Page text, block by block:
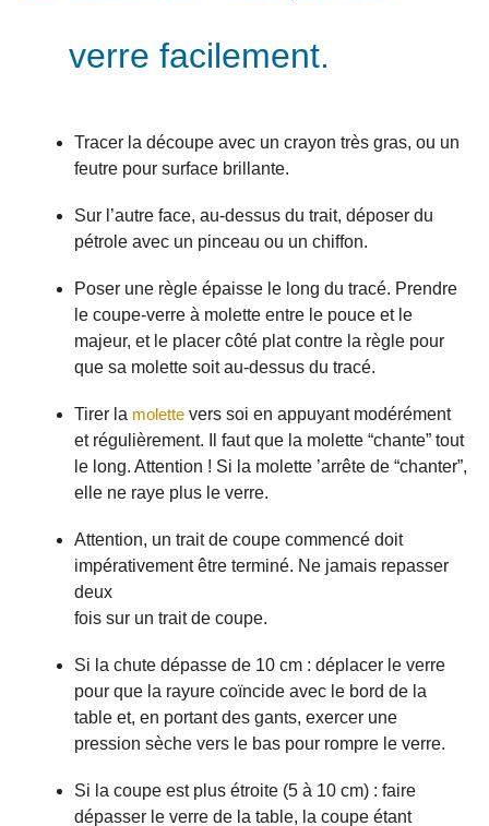
verre facilement.
Tracer la découpe avec un crayon très gras, ou un
feutre pour surface brillante.
Sur l’autre face, au-dessus du trait, déposer du
pétrole avec un pinceau ou un chiffon.
Poser une règle épaisse le long du tracé. Prendre
le coupe-verre à molette entre le pouce et le
majeur, et le placer côté plat contre la règle pour
que sa molette soit au-dessus du tracé.
Tirer la molette vers soi en appuyant modérément
et régulièrement. Il faut que la molette “chante” tout
le long. Attention ! Si la molette ’arrête de “chanter”,
elle ne raye plus le verre.
Attention, un trait de coupe commencé doit
impérativement être terminé. Ne jamais repasser
deux
fois sur un trait de coupe.
Si la chute dépasse de 10 cm : déplacer le verre
pour que la rayure coïncide avec le bord de la
table et, en portant des gants, exercer une
pression sèche vers le bas pour rompre le verre.
Si la coupe est plus étroite (5 à 10 cm) : faire
dépasser le verre de la table, la coupe étant